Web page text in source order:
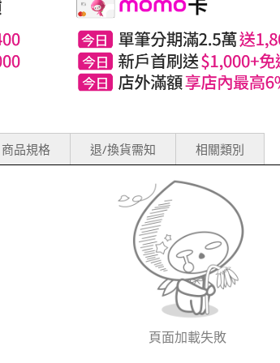
商品規格 退/換貨需知 相關類別
頁面加載失敗